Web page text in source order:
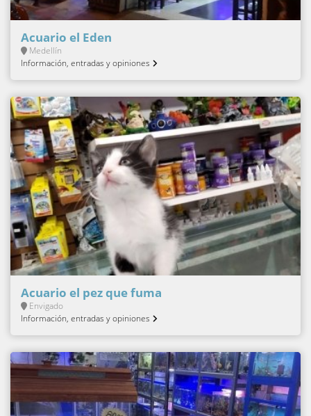
Acuario el Eden
Medellín
Información, entradas y opiniones
Acuario el pez que fuma
Envigado
Información, entradas y opiniones